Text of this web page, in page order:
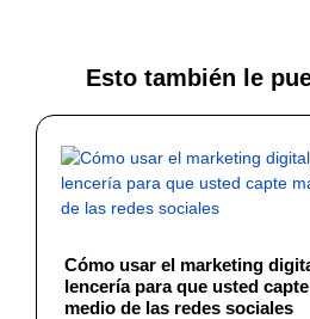
Esto también le
Cómo usar el marketing
lencería para que usted
medio de las redes sociales